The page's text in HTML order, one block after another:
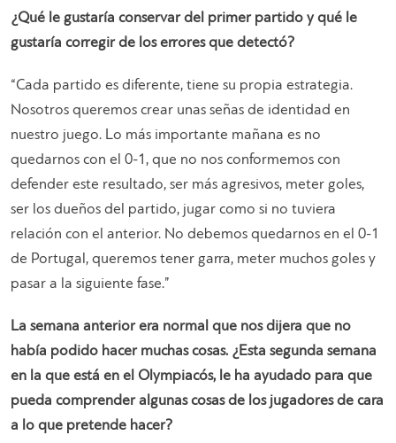
¿Qué le gustaría conservar del primer partido y qué le
gustaría corregir de los errores que detectó?
“Cada partido es diferente, tiene su propia estrategia.
Nosotros queremos crear unas señas de identidad en
nuestro juego. Lo más importante mañana es no
quedarnos con el 0-1, que no nos conformemos con
defender este resultado, ser más agresivos, meter goles,
ser los dueños del partido, jugar como si no tuviera
relación con el anterior. No debemos quedarnos en el 0-1
de Portugal, queremos tener garra, meter muchos goles y
pasar a la siguiente fase.”
La semana anterior era normal que nos dijera que no
había podido hacer muchas cosas. ¿Esta segunda semana
en la que está en el Olympiacós, le ha ayudado para que
pueda comprender algunas cosas de los jugadores de cara
a lo que pretende hacer?